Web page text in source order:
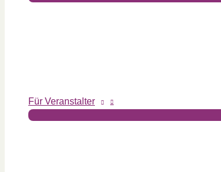
Für Veranstalter